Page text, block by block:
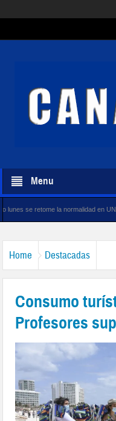
Menu
la normalidad en UNAM
Home Destacadas
Consumo
Profesores